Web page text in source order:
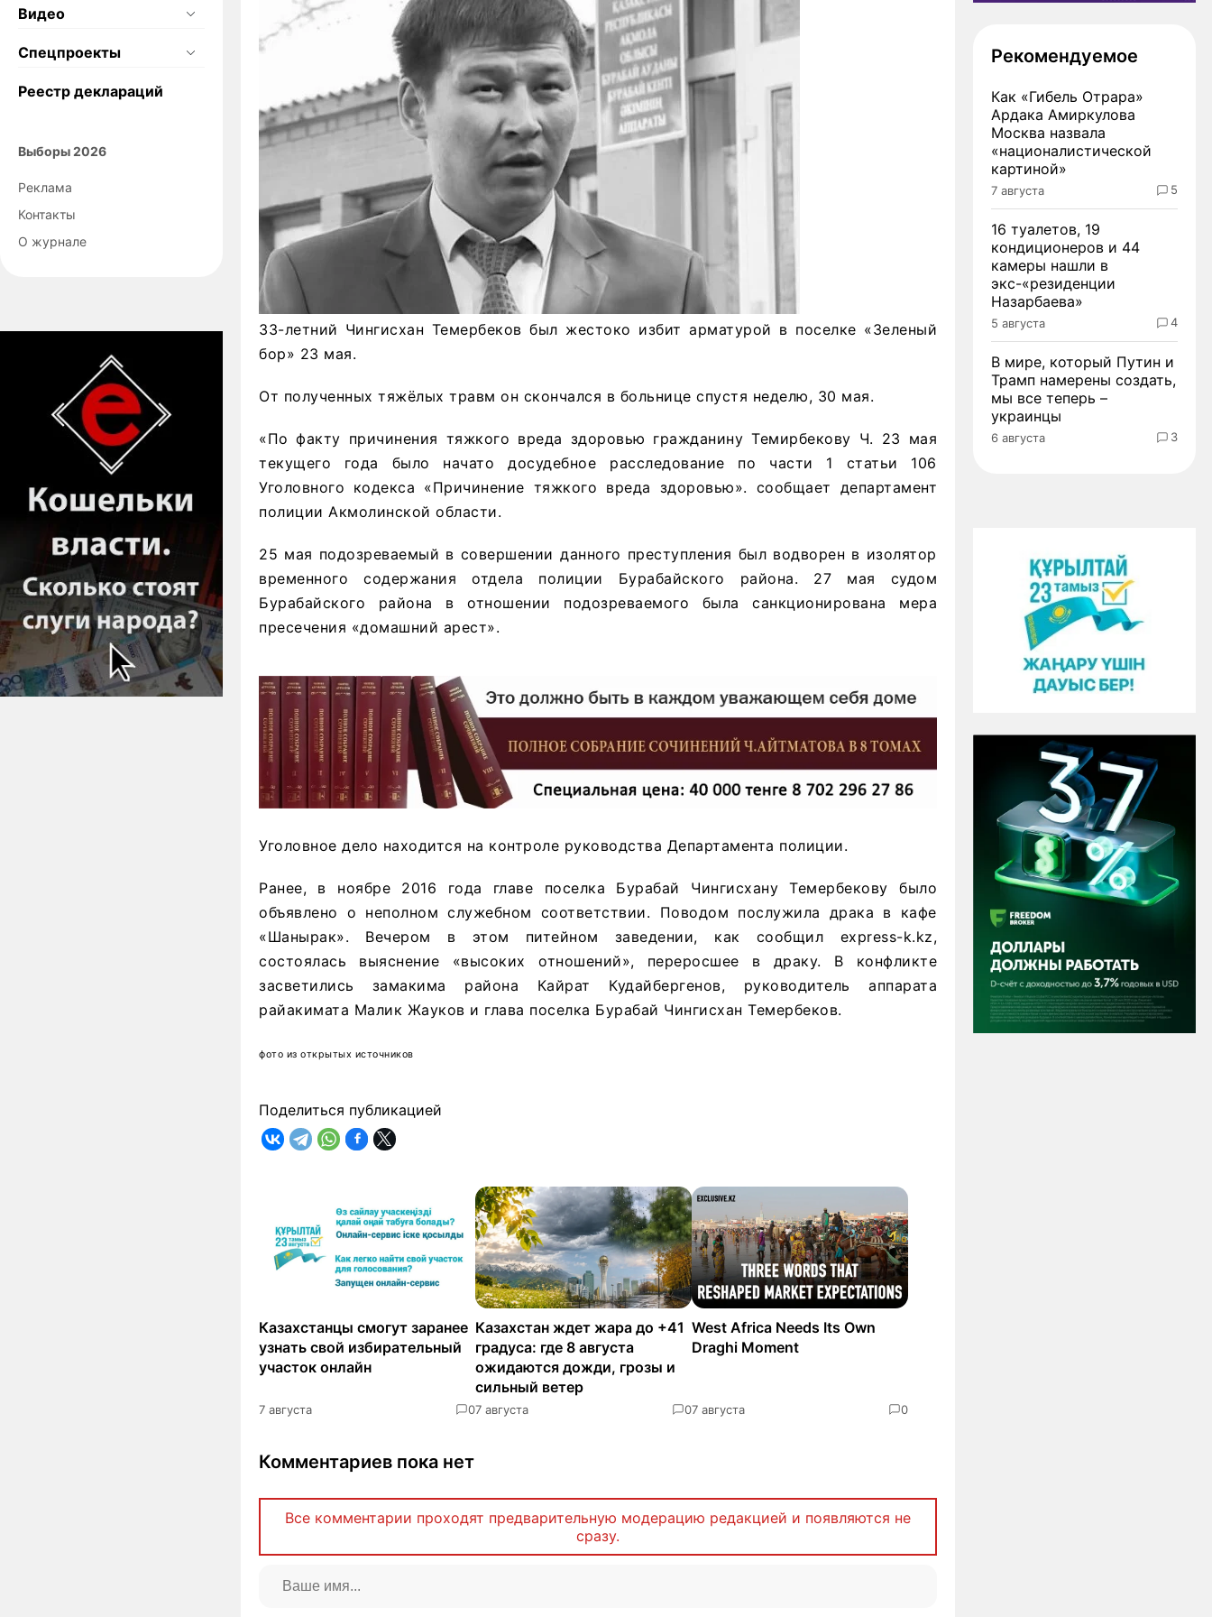
Видео
Спецпроекты
Реестр деклараций
Выборы 2026
Реклама
Контакты
О журнале
33-летний Чингисхан Темербеков был жестоко избит арматурой в поселке «Зеленый
бор» 23 мая.
От полученных тяжёлых травм он скончался в больнице спустя неделю, 30 мая.
«По факту причинения тяжкого вреда здоровью гражданину Темирбекову Ч. 23 мая
текущего года было начато досудебное расследование по части 1 статьи 106
Уголовного кодекса «Причинение тяжкого вреда здоровью». сообщает департамент
полиции Акмолинской области.
25 мая подозреваемый в совершении данного преступления был водворен в изолятор
временного содержания отдела полиции Бурабайского района. 27 мая судом
Бурабайского района в отношении подозреваемого была санкционирована мера
пресечения «домашний арест».
Уголовное дело находится на контроле руководства Департамента полиции.
Ранее, в ноябре 2016 года главе поселка Бурабай Чингисхану Темербекову было
объявлено о неполном служебном соответствии. Поводом послужила драка в кафе
«Шанырак». Вечером в этом питейном заведении, как сообщил express-k.kz,
состоялась выяснение «высоких отношений», переросшее в драку. В конфликте
засветились замакима района Кайрат Кудайбергенов, руководитель аппарата
райакимата Малик Жауков и глава поселка Бурабай Чингисхан Темербеков.
фото из открытых источников
Поделиться публикацией
Казахстанцы смогут заранее
узнать свой избирательный
участок онлайн
7 августа 0
Казахстан ждет жара до +41
градуса: где 8 августа
ожидаются дожди, грозы и
сильный ветер
7 августа 0
West Africa Needs Its Own
Draghi Moment
7 августа 0
Комментариев пока нет
Все комментарии проходят предварительную модерацию редакцией и появляются не
сразу.
Рекомендуемое
Как «Гибель Отрара»
Ардака Амиркулова
Москва назвала
«националистической
картиной»
7 августа 5
16 туалетов, 19
кондиционеров и 44
камеры нашли в
экс-«резиденции
Назарбаева»
5 августа 4
В мире, который Путин и
Трамп намерены создать,
мы все теперь –
украинцы
6 августа 3